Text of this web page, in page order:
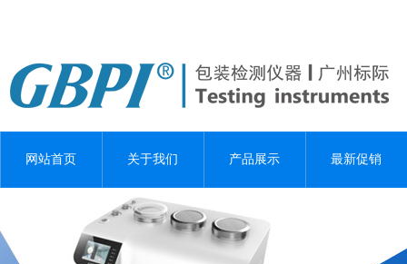
网站首页 关于我们 产品展示 最新促销